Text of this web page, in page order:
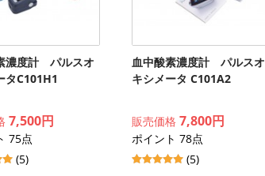
濃度計 パルスオ
タC101H1
7,500円
75点
(5)
血中酸素濃度計 パルスオ
キシメータ C101A2
販売価格7,800円
ポイント 78点
(5)